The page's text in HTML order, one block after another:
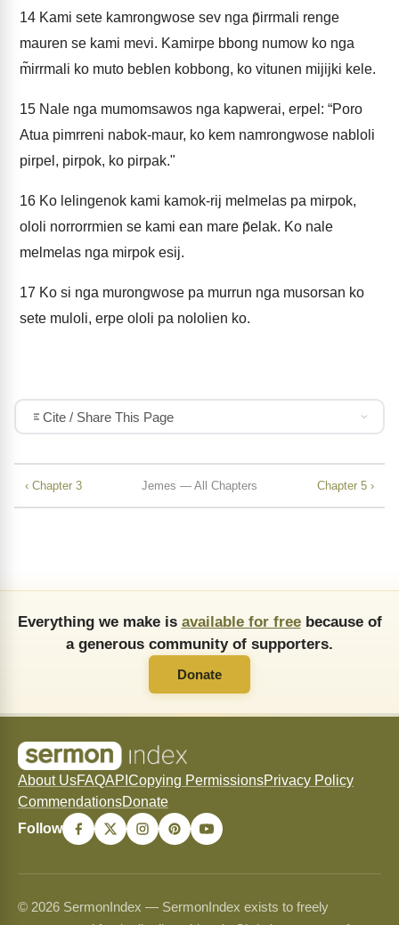
14 Kami sete kamrongwose sev nga p̃irrmali renge
mauren se kami mevi. Kamirpe bbong numow ko nga
m̃irrmali ko muto beblen kobbong, ko vitunen mijijki kele.
15 Nale nga mumomsawos nga kapwerai, erpel: “Poro
Atua pimrreni nabok-maur, ko kem namrongwose nabloli
pirpel, pirpok, ko pirpak."
16 Ko lelingenok kami kamok-rij melmelas pa mirpok,
ololi norrorrmien se kami ean mare p̃elak. Ko nale
melmelas nga mirpok esij.
17 Ko si nga murongwose pa murrun nga musorsan ko
sete muloli, erpe ololi pa nololien ko.
Cite / Share This Page
‹ Chapter 3 Jemes — All Chapters Chapter 5 ›
Everything we make is available for freebecause of
a generous community of supporters.
Donate
About UsFAQAPI Copying PermissionsPrivacy Policy
CommendationsDonate
Follow
© 2026 SermonIndex — SermonIndex exists to freely